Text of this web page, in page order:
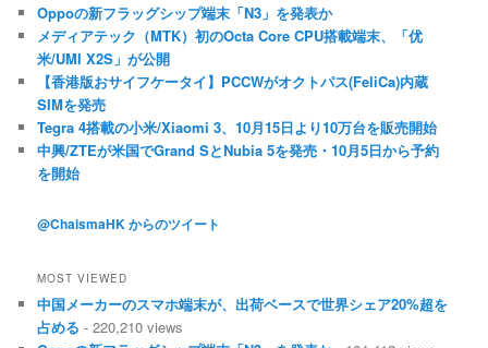
Oppoの新フラッグシップ端末「N3」を発表か
メディアテック（MTK）初のOcta Core CPU搭載端末、「优
米/UMI X2S」が公開
【香港版おサイフケータイ】PCCWがオクトパス(FeliCa)内蔵
SIMを発売
Tegra 4搭載の小米/Xiaomi 3、10月15日より10万台を販売開始
中興/ZTEが米国でGrand SとNubia 5を発売・10月5日から予約
を開始
@ChaismaHK からのツイート
MOST VIEWED
中国メーカーのスマホ端末が、出荷ベースで世界シェア20%超を
占める - 220,210 views